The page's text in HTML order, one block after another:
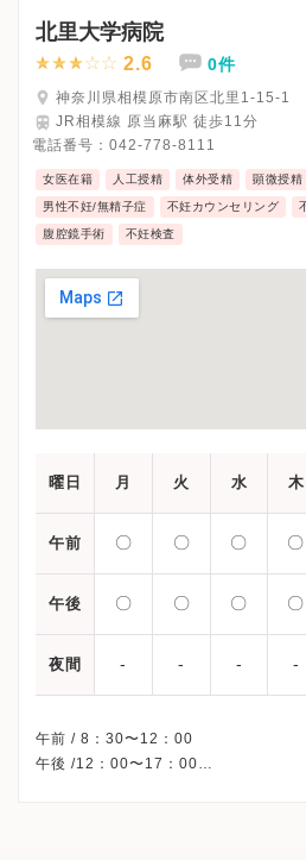
北里大学病院
2.6 0件
神奈川県相模原市南区北里1-15-1
JR相模線 原当麻駅 徒歩11分
電話番号： 042-778-8111
女医在籍 人工授精 体外受精 顕微授精
男性不妊/無精子症 不妊カウンセリング
腹腔鏡手術 不妊検査
曜日 月 火 水 木
午前 〇 〇 〇 〇
午後 〇 〇 〇 〇
夜間 - - - -
午前 / 8：30〜12：00
午後 /12：00〜17：00